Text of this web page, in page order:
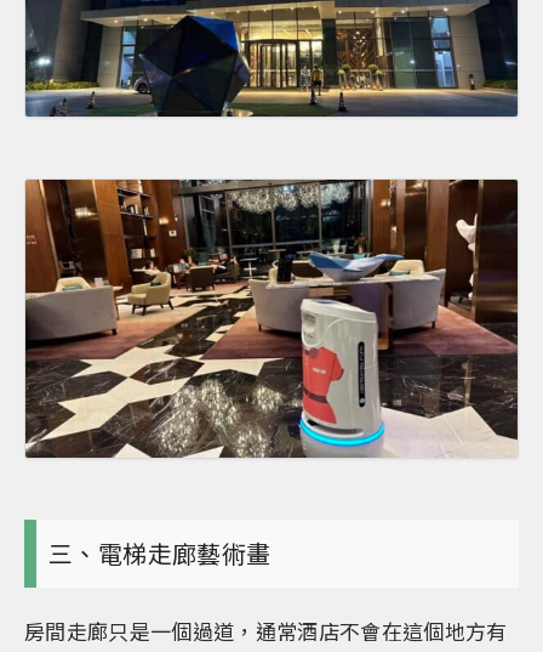
三、電梯走廊藝術畫
房間走廊只是一個過道，通常酒店不會在這個地方有